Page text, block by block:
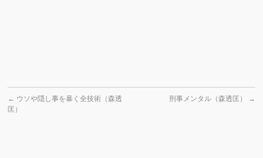
← ウソや隠し事を暴く全技術（森透
匡）
刑事メンタル（森透匡） →